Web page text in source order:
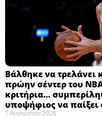
Βάλθηκε να τρελάνει
πρώην σέντερ του
κριτήρια…
υποψήφιος να παίξει
7 Αυγούστου 2026